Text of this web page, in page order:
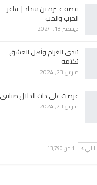
قصة عنترة بن شداد | شاعر
الحرب والحب
ديسمبر 18, 2024
تبدي الغرام وأهل العشق
تكتمه
مارس 23, 2024
عرضت على ذات الدلال صبابتي
مارس 23, 2024
التالي 1 من 13٬790